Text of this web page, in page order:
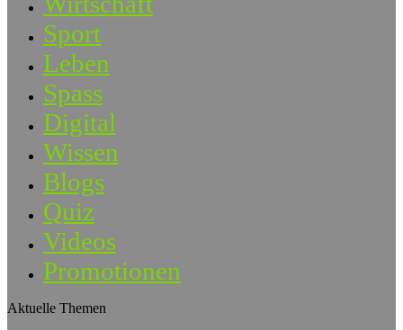
Sport
Leben
Spass
Digital
Wissen
Blogs
Quiz
Videos
Promotionen
Aktuelle Themen